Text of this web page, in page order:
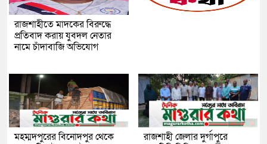
রাজশাহীতে মাদকের বিরুদ্ধে
প্রতিবাদ করায় যুবদল নেতার
নামে চাঁদাবাজি অভিযোগ
মহম্মদপুরের বিনোদপুর থেকে
রাজশাহী জেলার দুর্গাপুরে